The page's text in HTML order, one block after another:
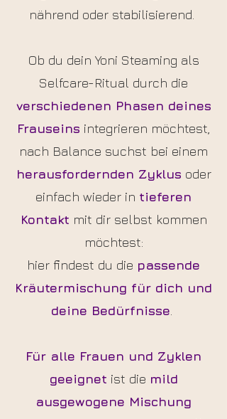
nährend oder stabilisierend.
Ob du dein Yoni Steaming als
Selfcare-Ritual durch die
verschiedenen Phasen deines
Frauseins integrieren möchtest,
nach Balance suchst bei einem
herausfordernden Zyklus oder
einfach wieder in tieferen
Kontakt mit dir selbst kommen
möchtest:
hier findest du die passende
Kräutermischung für dich und
deine Bedürfnisse
Für alle Frauen und Zyklen
geeignet ist die mild
ausgewogene Mischung